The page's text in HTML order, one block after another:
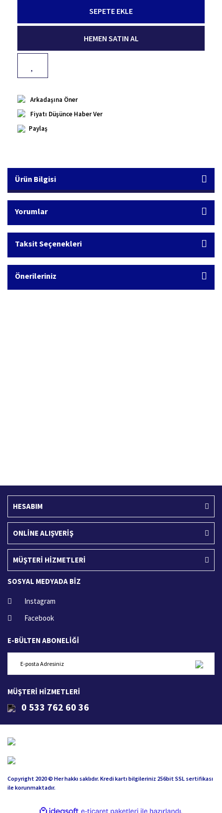
SEPETE EKLE
HEMEN SATIN AL
Arkadaşına Öner
Fiyatı Düşünce Haber Ver
Paylaş
Ürün Bilgisi
Yorumlar
Taksit Seçenekleri
Önerileriniz
HESABIM
ONLİNE ALIŞVERİŞ
MÜŞTERİ HİZMETLERİ
SOSYAL MEDYADA BİZ
Instagram
Facebook
E-BÜLTEN ABONELİĞİ
MÜŞTERİ HİZMETLERİ
0 533 762 60 36
Copyright 2020 © Her hakkı saklıdır. Kredi kartı bilgileriniz 256bit SSL sertifikası
ile korunmaktadır.
ideasoft e-